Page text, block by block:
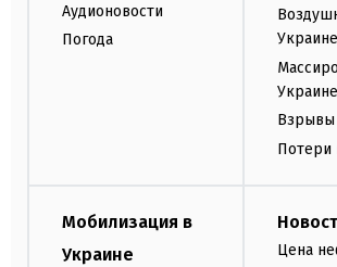
Аудионовости
Погода
Украине
Украине
Взрывы
Потери
Мобилизация в
Украине
Цена